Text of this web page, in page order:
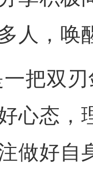
人，唤
把双刃
心态，
做好自